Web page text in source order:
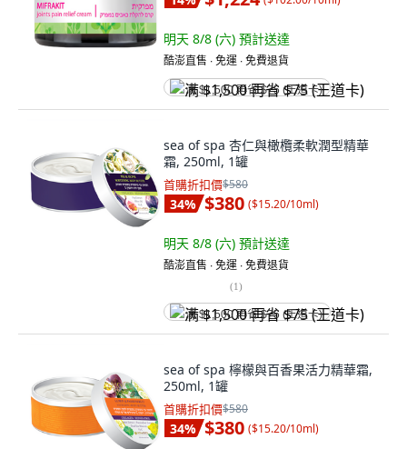
明天 8/8 (六) 預計送達
酷澎直售 ∙ 免運 ∙ 免費退貨
满 $1,500 再省 $75 (王道卡)
sea of spa 杏仁與橄欖柔軟潤型精華
霜, 250ml, 1罐
首購折扣價$580
34% $380 ($15.20/10ml)
明天 8/8 (六) 預計送達
酷澎直售 ∙ 免運 ∙ 免費退貨
(1)
满 $1,500 再省 $75 (王道卡)
sea of spa 檸檬與百香果活力精華霜,
250ml, 1罐
首購折扣價$580
34% $380 ($15.20/10ml)